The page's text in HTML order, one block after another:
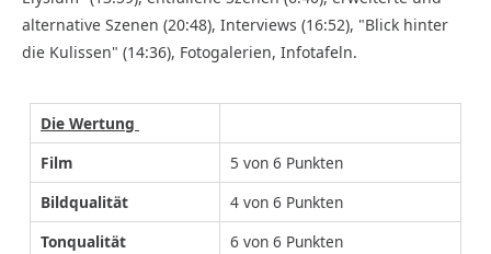
alternative Szenen (20:48), Interviews (16:52), "Blick hinter
die Kulissen" (14:36), Fotogalerien, Infotafeln.
Die Wertung
Film
5 von 6 Punkten
Bildqualität
4 von 6 Punkten
Tonqualität
6 von 6 Punkten